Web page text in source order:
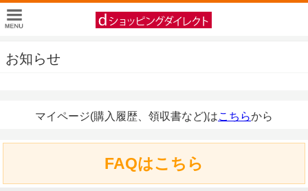
お知らせ
マイページ(購入履歴、領収書など)はこちらから
FAQはこちら